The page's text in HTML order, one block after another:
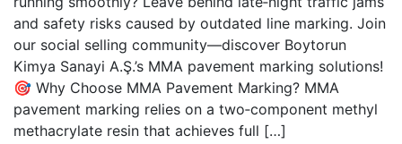
and safety risks caused by outdated line marking. Join
our social selling community—discover Boytorun
Kimya Sanayi A.Ş.’s MMA pavement marking solutions!
🎯 Why Choose MMA Pavement Marking? MMA
pavement marking relies on a two‑component methyl
methacrylate resin that achieves full […]